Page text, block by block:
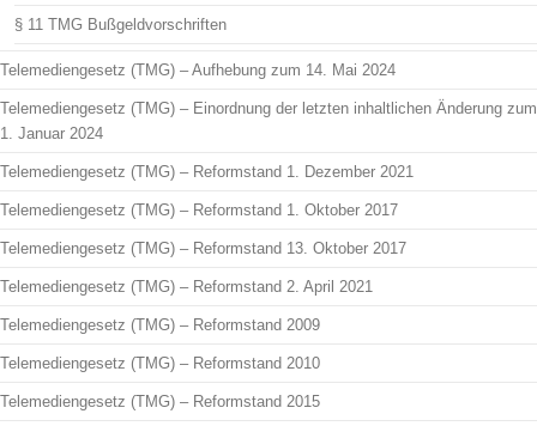
§ 11 TMG Bußgeldvorschriften
Telemediengesetz (TMG) – Aufhebung zum 14. Mai 2024
Telemediengesetz (TMG) – Einordnung der letzten inhaltlichen Änderung zum
1. Januar 2024
Telemediengesetz (TMG) – Reformstand 1. Dezember 2021
Telemediengesetz (TMG) – Reformstand 1. Oktober 2017
Telemediengesetz (TMG) – Reformstand 13. Oktober 2017
Telemediengesetz (TMG) – Reformstand 2. April 2021
Telemediengesetz (TMG) – Reformstand 2009
Telemediengesetz (TMG) – Reformstand 2010
Telemediengesetz (TMG) – Reformstand 2015